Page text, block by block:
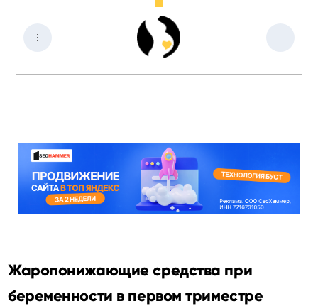
Жаропонижающие средства при
беременности в первом триместре